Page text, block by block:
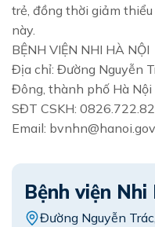
trẻ, đồng thời giảm
này.
BỆNH VIỆN NHI HÀ NỘI
Địa chỉ: Đường Nguyễn
Đông, thành phố Hà Nội
SĐT CSKH:
Email: bvnhn@hanoi.gov
Bệnh viện Nhi
Đường Nguyễn